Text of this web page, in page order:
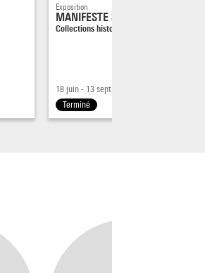
Exposition
MANIFESTE 8
Collections historiques 1905-1960 :…
18 juin - 13 sept. 1992
Terminé